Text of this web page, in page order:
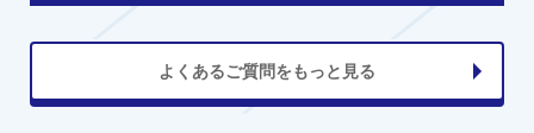
よくあるご質問をもっと見る